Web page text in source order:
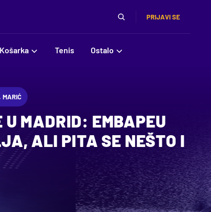
PRIJAVI SE
Košarka Tenis Ostalo
MARIĆ
U MADRID: EMBAPEU
ALI PITA SE NEŠTO I